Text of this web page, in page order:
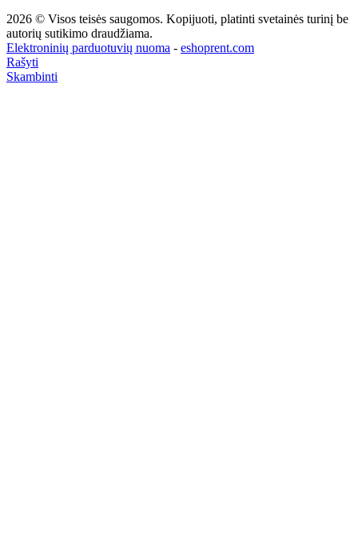
2026 © Visos teisės saugomos. Kopijuoti, platinti svetainės turinį be
autorių sutikimo draudžiama.
Elektroninių parduotuvių nuoma - eshoprent.com
Rašyti
Skambinti